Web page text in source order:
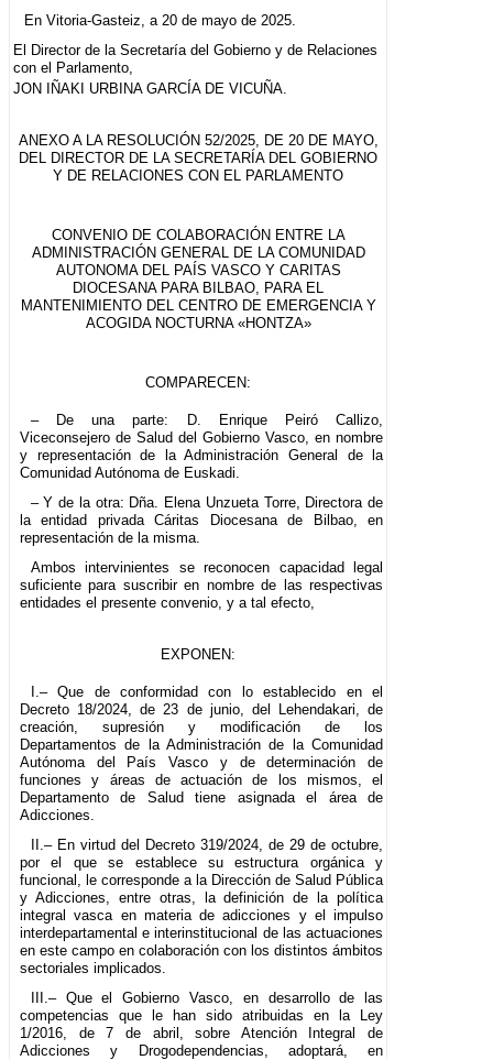
En Vitoria-Gasteiz, a 20 de mayo de 2025.
El Director de la Secretaría del Gobierno y de Relaciones
con el Parlamento,
JON IÑAKI URBINA GARCÍA DE VICUÑA.
ANEXO A LA RESOLUCIÓN 52/2025, DE 20 DE MAYO,
DEL DIRECTOR DE LA SECRETARÍA DEL GOBIERNO
Y DE RELACIONES CON EL PARLAMENTO
CONVENIO DE COLABORACIÓN ENTRE LA
ADMINISTRACIÓN GENERAL DE LA COMUNIDAD
AUTONOMA DEL PAÍS VASCO Y CARITAS
DIOCESANA PARA BILBAO, PARA EL
MANTENIMIENTO DEL CENTRO DE EMERGENCIA Y
ACOGIDA NOCTURNA «HONTZA»
COMPARECEN:
– De una parte: D. Enrique Peiró Callizo,
Viceconsejero de Salud del Gobierno Vasco, en nombre
y representación de la Administración General de la
Comunidad Autónoma de Euskadi.
– Y de la otra: Dña. Elena Unzueta Torre, Directora de
la entidad privada Cáritas Diocesana de Bilbao, en
representación de la misma.
Ambos intervinientes se reconocen capacidad legal
suficiente para suscribir en nombre de las respectivas
entidades el presente convenio, y a tal efecto,
EXPONEN:
I.– Que de conformidad con lo establecido en el
Decreto 18/2024, de 23 de junio, del Lehendakari, de
creación, supresión y modificación de los
Departamentos de la Administración de la Comunidad
Autónoma del País Vasco y de determinación de
funciones y áreas de actuación de los mismos, el
Departamento de Salud tiene asignada el área de
Adicciones.
II.– En virtud del Decreto 319/2024, de 29 de octubre,
por el que se establece su estructura orgánica y
funcional, le corresponde a la Dirección de Salud Pública
y Adicciones, entre otras, la definición de la política
integral vasca en materia de adicciones y el impulso
interdepartamental e interinstitucional de las actuaciones
en este campo en colaboración con los distintos ámbitos
sectoriales implicados.
III.– Que el Gobierno Vasco, en desarrollo de las
competencias que le han sido atribuidas en la Ley
1/2016, de 7 de abril, sobre Atención Integral de
Adicciones y Drogodependencias, adoptará, en